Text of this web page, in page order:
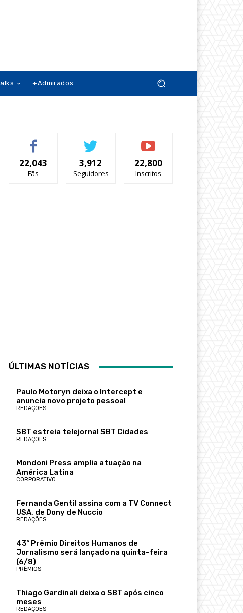
+Admirados
22,043
Fãs
3,912
Seguidores
22,800
Inscritos
ÚLTIMAS NOTÍCIAS
Paulo Motoryn deixa o Intercept e
anuncia novo projeto pessoal
REDAÇÕES
SBT estreia telejornal SBT Cidades
REDAÇÕES
Mondoni Press amplia atuação na
América Latina
CORPORATIVO
Fernanda Gentil assina com a TV Connect
USA, de Dony de Nuccio
REDAÇÕES
43º Prêmio Direitos Humanos de
Jornalismo será lançado na quinta-feira
(6/8)
PRÊMIOS
Thiago Gardinali deixa o SBT após cinco
meses
REDAÇÕES